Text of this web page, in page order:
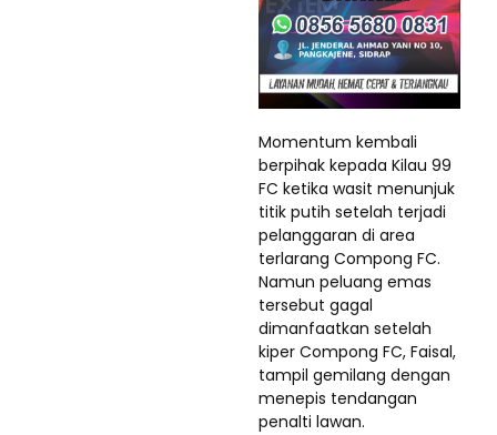
Momentum kembali
berpihak kepada Kilau 99
FC ketika wasit menunjuk
titik putih setelah terjadi
pelanggaran di area
terlarang Compong FC.
Namun peluang emas
tersebut gagal
dimanfaatkan setelah
kiper Compong FC, Faisal,
tampil gemilang dengan
menepis tendangan
penalti lawan.